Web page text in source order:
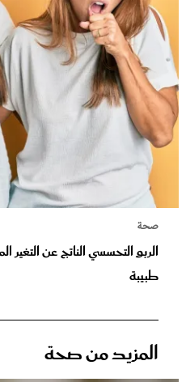
صحة
الربو التحسسي الناتج عن
طبيبة
المزيد من صحة